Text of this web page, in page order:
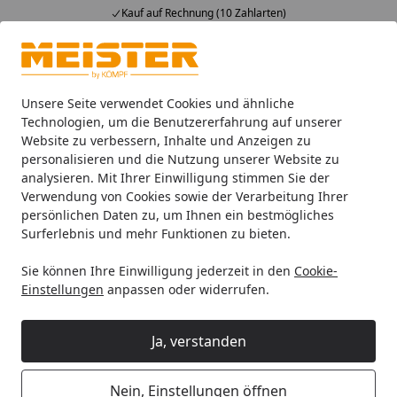
Unsere Seite verwendet Cookies und ähnliche
Technologien, um die Benutzererfahrung auf unserer
Website zu verbessern, Inhalte und Anzeigen zu
personalisieren und die Nutzung unserer Website zu
analysieren. Mit Ihrer Einwilligung stimmen Sie der
Verwendung von Cookies sowie der Verarbeitung Ihrer
persönlichen Daten zu, um Ihnen ein bestmögliches
Surferlebnis und mehr Funktionen zu bieten.
Sie können Ihre Einwilligung jederzeit in den Cookie-
Einstellungen anpassen oder widerrufen.
Ja, verstanden
Nein, Einstellungen öffnen
Kauf auf Rechnung (10 Zahlarten)
Alle Produkte
Mein Konto
Suchen
Startseite
Paneele Meister Dekorpaneele Meister Dekorpaneele
MEISTER Dekorpaneele
MeisterPaneele. terra DP 250 /
White Vision 4203